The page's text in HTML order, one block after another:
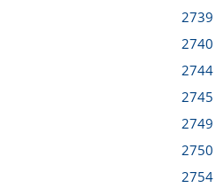
2739
2740
2744
2745
2749
2750
2754